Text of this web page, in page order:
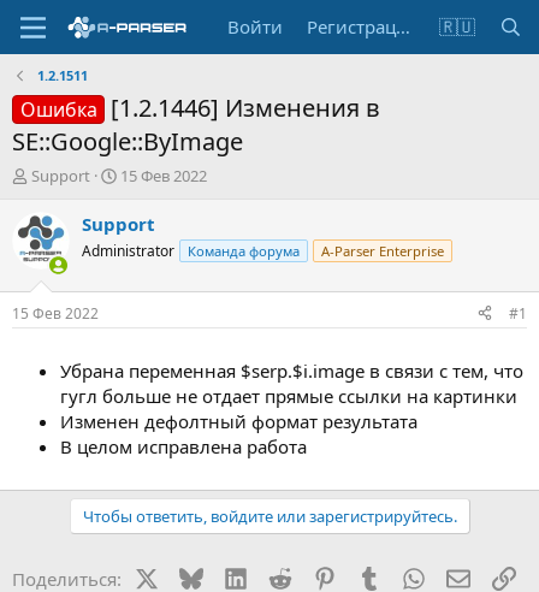
Войти Регистрация 🇷🇺
1.2.1511
Ошибка [1.2.1446] Изменения в
SE::Google::ByImage
А
т
о
р
т
е
м
Support
Д
т
а
н
а
а
15 Фев 2022
Support
Administrator Команда форума A-Parser Enterprise
15 Фев 2022 #1
Убрана переменная $serp.$i.image в связи с тем, что
гугл больше не отдает прямые ссылки на картинки
Изменен дефолтный формат результата
В целом исправлена работа
Чтобы ответить, войдите или зарегистрируйтесь.
Поделиться: BlueskyLinkedIn
Reddit PinterestTumblr WhatsApp